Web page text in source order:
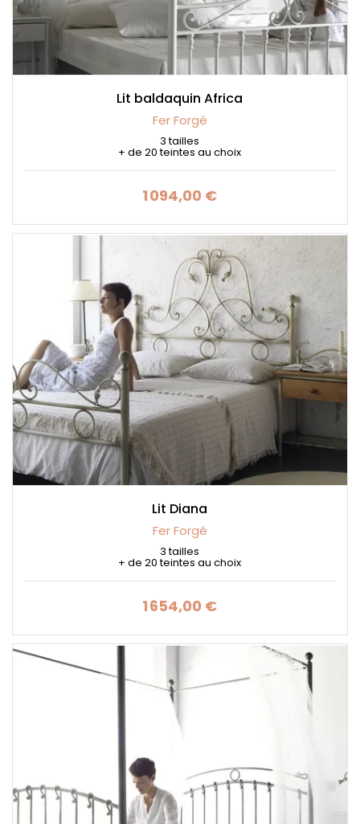
Lit baldaquin Africa
Fer Forgé
3 tailles
+ de 20 teintes au choix
Prix
1 094,00 €
Lit Diana
Fer Forgé
3 tailles
+ de 20 teintes au choix
Prix
1 654,00 €